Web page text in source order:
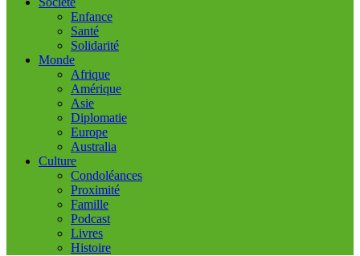
Enfance
Santé
Solidarité
Monde
Afrique
Amérique
Asie
Diplomatie
Europe
Australia
Culture
Condoléances
Proximité
Famille
Podcast
Livres
Histoire